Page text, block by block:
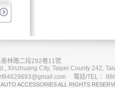
林路二段292巷11號
Xinzhuang City, Taipei County 242,
電話/TEL：
AUTO ACCESSORIES ALL RIGHTS